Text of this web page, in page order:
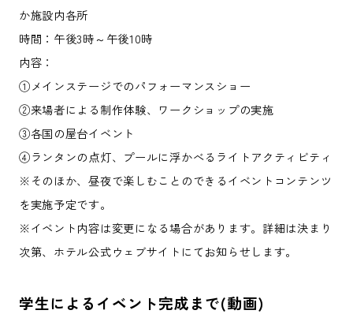
か施設内各所
時間：午後3時～午後10時
内容：
①メインステージでのパフォーマンスショー
②来場者による制作体験、ワークショップの実施
③各国の屋台イベント
④ランタンの点灯、プールに浮かべるライトアクティビティ
※そのほか、昼夜で楽しむことのできるイベントコンテンツ
を実施予定です。
※イベント内容は変更になる場合があります。詳細は決まり
次第、ホテル公式ウェブサイトにてお知らせします。
学生によるイベント完成まで(動画)